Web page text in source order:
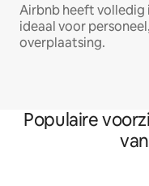
Airbnb heeft
ideaal voor
overplaatsing.
Populaire